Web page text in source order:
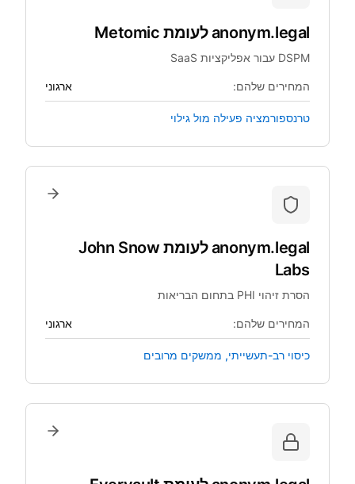
anonym.legal לעומת Metomic
DSPM עבור אפליקציות SaaS
המחירים שלהם: ארגוני
טרנספורמציה פעילה מול גילוי
anonym.legal לעומתJohn Snow
Labs
הסרת זיהוי PHI בתחום הבריאות
המחירים שלהם: ארגוני
כיסוי רב-תעשייתי, ממשקים מרובים